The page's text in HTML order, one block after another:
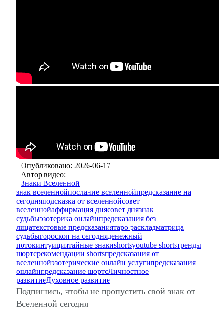
Опубликовано: 2026-06-17
Автор видео:
Знаки Вселенной
знак вселеннойпослание вселеннойпредсказание на
сегодняподсказка от вселеннойсовет
вселеннойаффирмация днясовет днязнак
судьбыэзотерика онлайнпредсказания без
лицатекстовые предсказаниятаро раскладматрица
судьбыгороскоп на сегодняденежный
потокинтуициятайные знакиshortsyoutube shortsтренды
шортсрекомендации shortsпредсказания от
вселеннойэзотерические онлайн услугипредсказания
онлайнпредсказание шортсЛичностное
развитиеДуховное развитие
Подпишись, чтобы не пропустить свой знак от
Вселенной сегодня